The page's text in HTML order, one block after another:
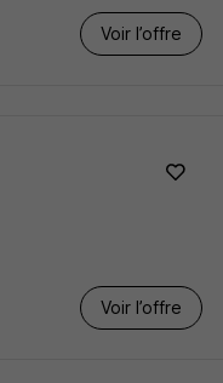
Voir l’offre
Voir l’offre